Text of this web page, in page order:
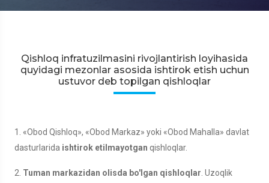
Qishloq infratuzilmasini rivojlantirish loyihasida
quyidagi mezonlar asosida ishtirok etish uchun
ustuvor deb topilgan qishloqlar
1. «Obod Qishloq», «Obod Markaz» yoki «Obod Mahalla» davlat
dasturlarida ishtirok etilmayotgan qishloqlar.
2. Tuman markazidan olisda bo'lgan qishloqlar . Uzoqlik